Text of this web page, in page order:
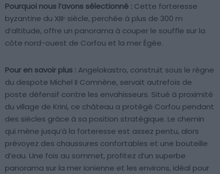
Pourquoi nous l’avons sélectionné : Cette forteresse
byzantine du XIIIᵉ siècle, perchée à plus de 300 m
d’altitude, offre un panorama à couper le souffle sur la
côte nord-ouest de Corfou et la mer Égée.
Pour en savoir plus : Angelokastro, construit sous le règne
du despote Michel II Comnène, servait autrefois de
poste défensif contre les envahisseurs. Situé à proximité
du village de Krini, ce château a protégé Corfou pendant
des siècles grâce à sa position stratégique. Le chemin
qui mène jusqu’à la forteresse est assez pentu, alors
prévoyez des chaussures confortables et une bouteille
d’eau. Une fois au sommet, profitez d’un superbe
panorama sur la mer Ionienne et les environs, idéal pour